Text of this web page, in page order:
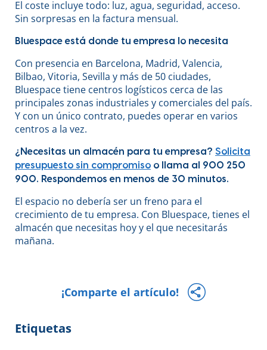
El coste incluye todo: luz, agua, seguridad, acceso.
Sin sorpresas en la factura mensual.
Bluespace está donde tu empresa lo necesita
Con presencia en Barcelona, Madrid, Valencia,
Bilbao, Vitoria, Sevilla y más de 50 ciudades,
Bluespace tiene centros logísticos cerca de las
principales zonas industriales y comerciales del país.
Y con un único contrato, puedes operar en varios
centros a la vez.
¿Necesitas un almacén para tu empresa? Solicita
presupuesto sin compromiso o llama al 900 250
900. Respondemos en menos de 30 minutos.
El espacio no debería ser un freno para el
crecimiento de tu empresa. Con Bluespace, tienes el
almacén que necesitas hoy y el que necesitarás
mañana.
¡Comparte el artículo!
Etiquetas